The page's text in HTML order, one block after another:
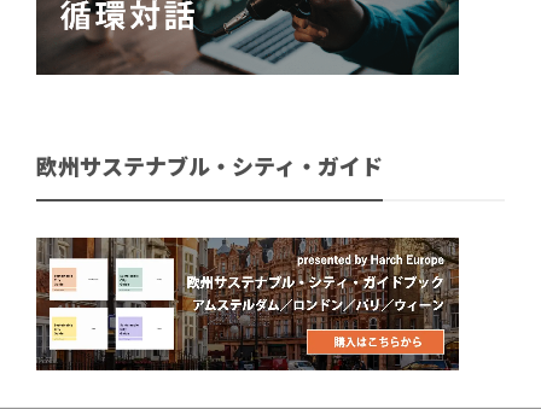
欧州サステナブル・シティ・ガイド